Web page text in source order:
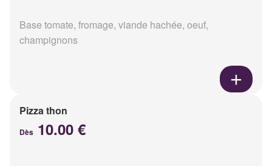
Base tomate, fromage, viande hachée, oeuf,
champignons
Pizza thon
Dès 10.00 €